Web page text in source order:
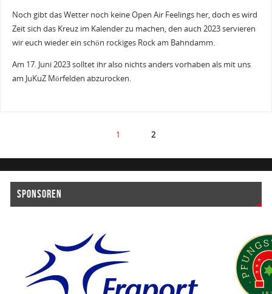
Noch gibt das Wetter noch keine Open Air Feelings her, doch es wird
Zeit sich das Kreuz im Kalender zu machen, den auch 2023 servieren
wir euch wieder ein schön rockiges Rock am Bahndamm.
Am 17. Juni 2023 solltet ihr also nichts anders vorhaben als mit uns
am JuKuZ Mörfelden abzurocken.
1 2
SPONSOREN